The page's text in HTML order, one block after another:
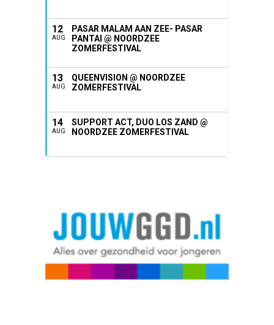
12
AUG
PASAR MALAM AAN ZEE- PASAR
PANTAI @ NOORDZEE
ZOMERFESTIVAL
13
AUG
QUEENVISION @ NOORDZEE
ZOMERFESTIVAL
14
AUG
SUPPORT ACT, DUO LOS ZAND @
NOORDZEE ZOMERFESTIVAL